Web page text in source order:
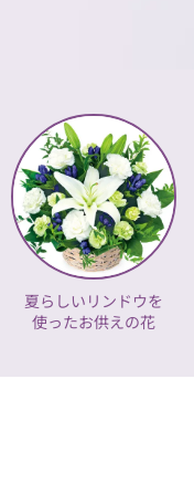
夏らしいリンドウを
使ったお供えの花